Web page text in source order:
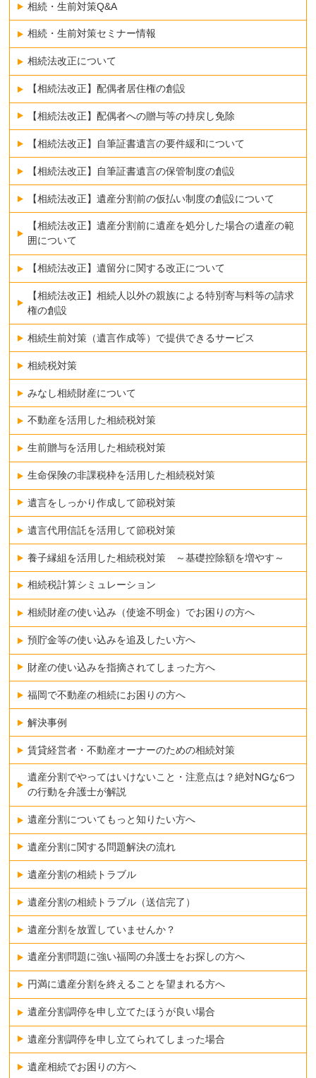
相続・生前対策Q&A
相続・生前対策セミナー情報
相続法改正について
【相続法改正】配偶者居住権の創設
【相続法改正】配偶者への贈与等の持戻し免除
【相続法改正】自筆証書遺言の要件緩和について
【相続法改正】自筆証書遺言の保管制度の創設
【相続法改正】遺産分割前の仮払い制度の創設について
【相続法改正】遺産分割前に遺産を処分した場合の遺産の範
囲について
【相続法改正】遺留分に関する改正について
【相続法改正】相続人以外の親族による特別寄与料等の請求
権の創設
相続生前対策（遺言作成等）で提供できるサービス
相続税対策
みなし相続財産について
不動産を活用した相続税対策
生前贈与を活用した相続税対策
生命保険の非課税枠を活用した相続税対策
遺言をしっかり作成して節税対策
遺言代用信託を活用して節税対策
養子縁組を活用した相続税対策 ～基礎控除額を増やす～
相続税計算シミュレーション
相続財産の使い込み（使途不明金）でお困りの方へ
預貯金等の使い込みを追及したい方へ
財産の使い込みを指摘されてしまった方へ
福岡で不動産の相続にお困りの方へ
解決事例
賃貸経営者・不動産オーナーのための相続対策
遺産分割でやってはいけないこと・注意点は？絶対NGな6つ
の行動を弁護士が解説
遺産分割についてもっと知りたい方へ
遺産分割に関する問題解決の流れ
遺産分割の相続トラブル
遺産分割の相続トラブル（送信完了）
遺産分割を放置していませんか？
遺産分割問題に強い福岡の弁護士をお探しの方へ
円満に遺産分割を終えることを望まれる方へ
遺産分割調停を申し立てたほうが良い場合
遺産分割調停を申し立てられてしまった場合
遺産相続でお困りの方へ